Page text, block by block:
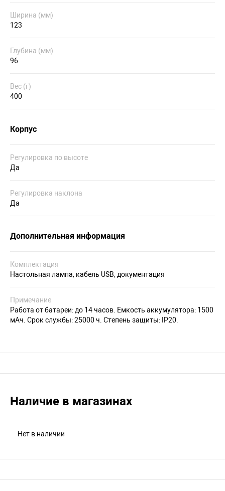
Ширина (мм)
123
Глубина (мм)
96
Вес (г)
400
Корпус
Регулировка по высоте
Да
Регулировка наклона
Да
Дополнительная информация
Комплектация
Настольная лампа, кабель USB, документация
Примечание
Работа от батареи: до 14 часов. Емкость аккумулятора: 1500
мАч. Срок службы: 25000 ч. Степень защиты: IP20.
Наличие в магазинах
Нет в наличии